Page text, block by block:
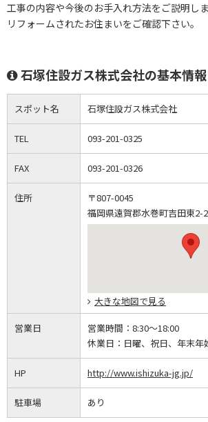
工事の内容や今後のお手入れ方法をご説明しま
リフォームされたお住まいをご確認下さい。
石塚住設ガス株式会社の基本情報
スポット名 石塚住設ガス株式会社
TEL 093-201-0325
FAX 093-201-0326
住所
〒807-0045
福岡県遠賀郡水巻町吉田東2-
大きな地図で見る
営業日 営業時間： 8:30～18:00
休業日： 日曜、祝日、年末年
HP http://www.ishizuka-jg.jp/
駐車場 あり